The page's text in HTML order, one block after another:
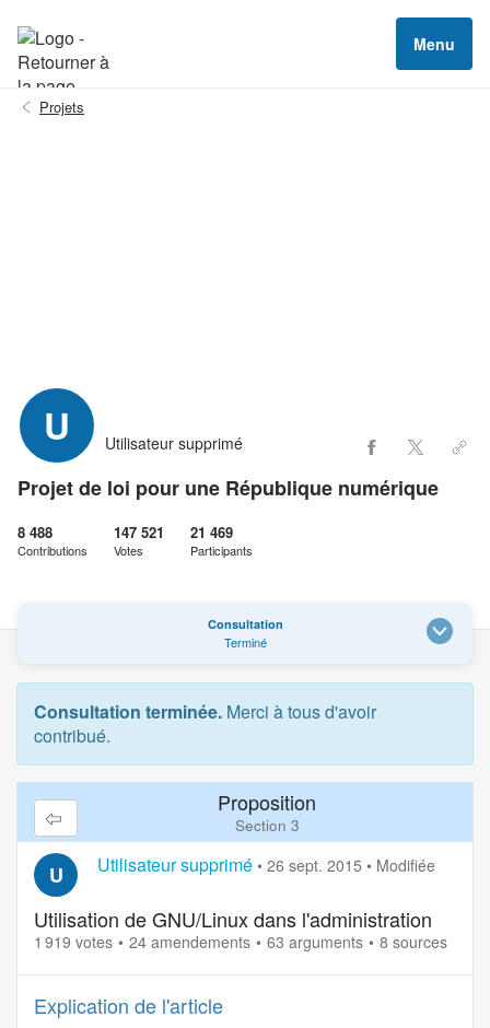
Menu
Projets
U Utilisateur supprimé
Projet de loi pour une République numérique
8 488
Contributions
147 521
Votes
21 469
Participants
Consultation
Terminé
Consultation terminée. Merci à tous d'avoir
contribué.
Proposition
Section 3
U Utilisateur supprimé • 26 sept. 2015 • Modifiée
Utilisation de GNU/Linux dans l'administration
1 919 votes 24 amendements 63 arguments 8 sources
Explication de l'article